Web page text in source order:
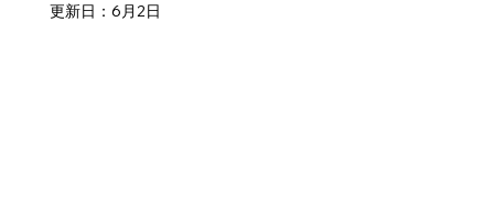
更新日： 6月2日